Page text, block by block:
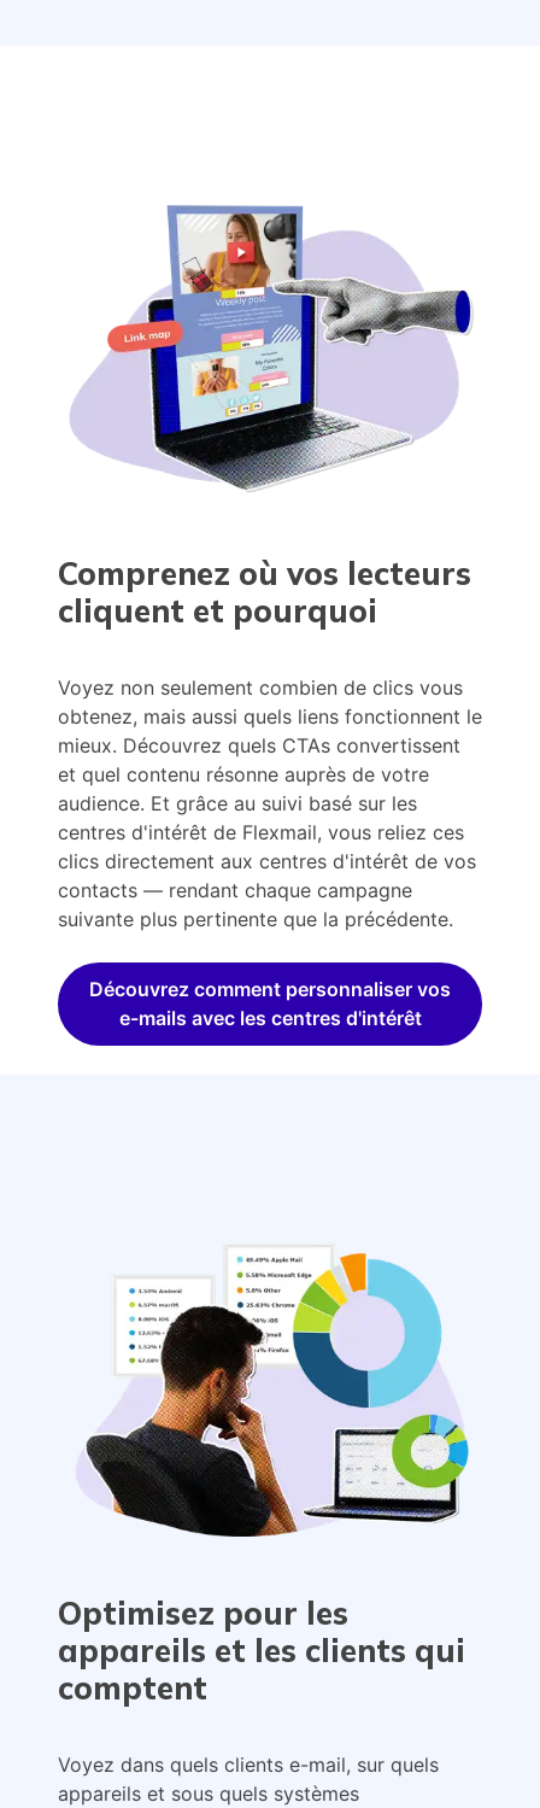
Comprenez où vos lecteurs
cliquent et pourquoi
Voyez non seulement combien de clics vous
obtenez, mais aussi quels liens fonctionnent le
mieux. Découvrez quels CTAs convertissent
et quel contenu résonne auprès de votre
audience. Et grâce au suivi basé sur les
centres d'intérêt de Flexmail, vous reliez ces
clics directement aux centres d'intérêt de vos
contacts — rendant chaque campagne
suivante plus pertinente que la précédente.
Découvrez comment personnaliser vos
e-mails avec les centres d'intérêt
Optimisez pour les
appareils et les clients qui
comptent
Voyez dans quels clients e-mail, sur quels
appareils et sous quels systèmes